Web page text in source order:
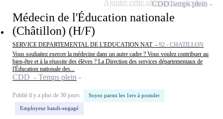
Médecin de l'Éducation nationale
(Châtillon) (H/F)
SERVICE DEPARTEMENTAL DE L'EDUCATION NAT - 92 - CHATILLON
Vous souhaitez exercer la médecine dans un autre cadre ? Vous voulez contribuer au
bien-être et à la réussite des élèves ? La Direction des services départementaux de
l'Éducation nationale des...
CDD - Temps plein
Publié il y a plus de 30 jours Soyez parmi les 1ers à postuler
Employeur handi-engagé
CDDTemps plein
Ajouter cette offre à ma sélection